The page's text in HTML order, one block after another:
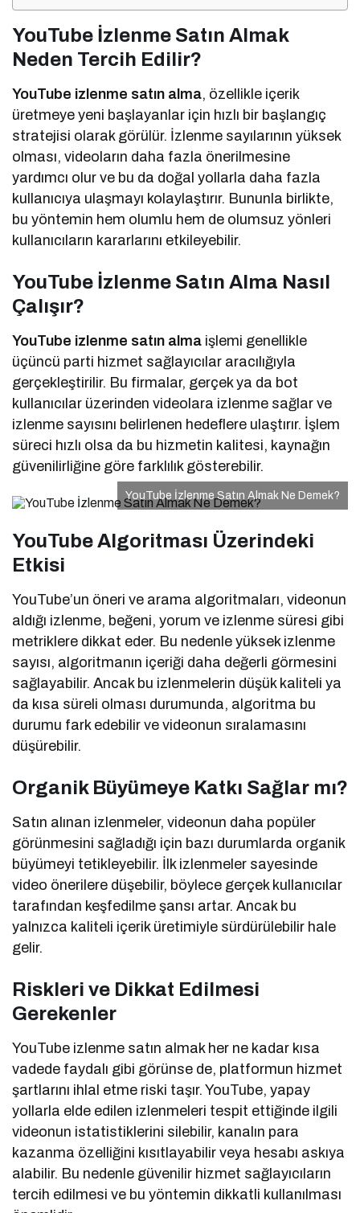
YouTube İzlenme Satın Almak
Neden Tercih Edilir?
YouTube izlenme satın alma, özellikle içerik
üretmeye yeni başlayanlar için hızlı bir başlangıç
stratejisi olarak görülür. İzlenme sayılarının yüksek
olması, videoların daha fazla önerilmesine
yardımcı olur ve bu da doğal yollarla daha fazla
kullanıcıya ulaşmayı kolaylaştırır. Bununla birlikte,
bu yöntemin hem olumlu hem de olumsuz yönleri
kullanıcıların kararlarını etkileyebilir.
YouTube İzlenme Satın Alma Nasıl
Çalışır?
YouTube izlenme satın alma işlemi genellikle
üçüncü parti hizmet sağlayıcılar aracılığıyla
gerçekleştirilir. Bu firmalar, gerçek ya da bot
kullanıcılar üzerinden videolara izlenme sağlar ve
izlenme sayısını belirlenen hedeflere ulaştırır. İşlem
süreci hızlı olsa da bu hizmetin kalitesi, kaynağın
güvenilirliğine göre farklılık gösterebilir.
YouTube İzlenme Satın Almak Ne Demek?
YouTube Algoritması Üzerindeki
Etkisi
YouTube’un öneri ve arama algoritmaları, videonun
aldığı izlenme, beğeni, yorum ve izlenme süresi gibi
metriklere dikkat eder. Bu nedenle yüksek izlenme
sayısı, algoritmanın içeriği daha değerli görmesini
sağlayabilir. Ancak bu izlenmelerin düşük kaliteli ya
da kısa süreli olması durumunda, algoritma bu
durumu fark edebilir ve videonun sıralamasını
düşürebilir.
Organik Büyümeye Katkı Sağlar mı?
Satın alınan izlenmeler, videonun daha popüler
görünmesini sağladığı için bazı durumlarda organik
büyümeyi tetikleyebilir. İlk izlenmeler sayesinde
video önerilere düşebilir, böylece gerçek kullanıcılar
tarafından keşfedilme şansı artar. Ancak bu
yalnızca kaliteli içerik üretimiyle sürdürülebilir hale
gelir.
Riskleri ve Dikkat Edilmesi
Gerekenler
YouTube izlenme satın almak her ne kadar kısa
vadede faydalı gibi görünse de, platformun hizmet
şartlarını ihlal etme riski taşır. YouTube, yapay
yollarla elde edilen izlenmeleri tespit ettiğinde ilgili
videonun istatistiklerini silebilir, kanalın para
kazanma özelliğini kısıtlayabilir veya hesabı askıya
alabilir. Bu nedenle güvenilir hizmet sağlayıcıların
tercih edilmesi ve bu yöntemin dikkatli kullanılması